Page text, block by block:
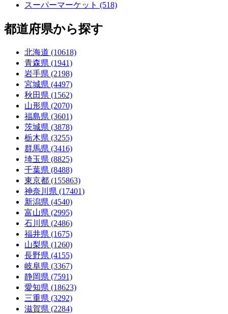
スーパーマーケット (518)
都道府県から探す
北海道 (10618)
青森県 (1941)
岩手県 (2198)
宮城県 (4497)
秋田県 (1562)
山形県 (2070)
福島県 (3601)
茨城県 (3878)
栃木県 (3255)
群馬県 (3416)
埼玉県 (8825)
千葉県 (8488)
東京都 (155863)
神奈川県 (17401)
新潟県 (4540)
富山県 (2995)
石川県 (2486)
福井県 (1675)
山梨県 (1260)
長野県 (4155)
岐阜県 (3367)
静岡県 (7591)
愛知県 (18623)
三重県 (3292)
滋賀県 (2284)